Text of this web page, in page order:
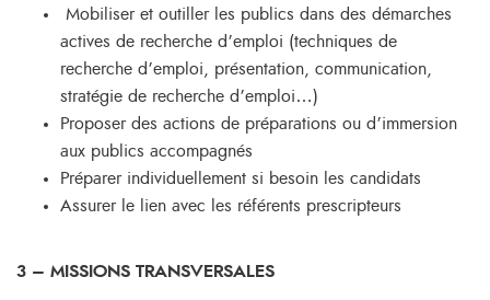
Mobiliser et outiller les publics dans des démarches
actives de recherche d’emploi (techniques de
recherche d’emploi, présentation, communication,
stratégie de recherche d’emploi…)
Proposer des actions de préparations ou d’immersion
aux publics accompagnés
Préparer individuellement si besoin les candidats
Assurer le lien avec les référents prescripteurs
3 – MISSIONS TRANSVERSALES